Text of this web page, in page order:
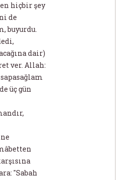
hiçbir şey
de
buyurdu.
dair)
ver. Allah:
üç gün
"Sabah